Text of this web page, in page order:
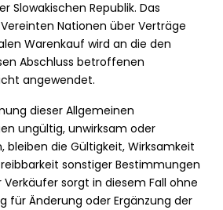
Slowakischen Republik. Das
Nationen über Verträge
Warenkauf wird an die den
Abschluss betroffenen
angewendet.
dieser Allgemeinen
ungültig, unwirksam oder
bleiben die Gültigkeit, Wirksamkeit
sonstiger Bestimmungen
sorgt in diesem Fall ohne
für Änderung oder Ergänzung der